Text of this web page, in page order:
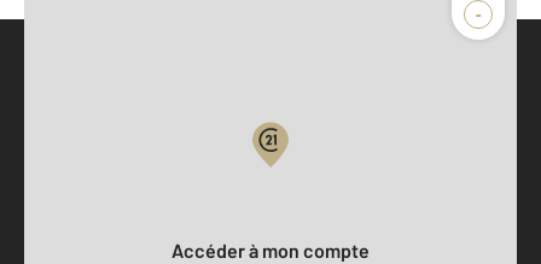
-
Accéder à mon compte